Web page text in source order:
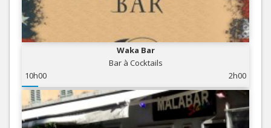
Waka Bar
Bar à Cocktails
10h00
2h00